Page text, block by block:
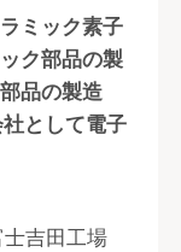
ミック素子
ク部品の製
品の製造
社として電子
吉田工場